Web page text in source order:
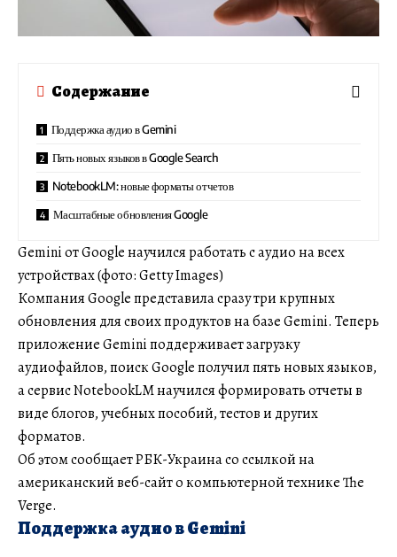
Содержание
Поддержка аудио в Gemini
Пять новых языков в Google Search
NotebookLM: новые форматы отчетов
Масштабные обновления Google
Gemini от Google научился работать с аудио на всех
устройствах (фото: Getty Images)
Компания Google представила сразу три крупных
обновления для своих продуктов на базе Gemini. Теперь
приложение Gemini поддерживает загрузку
аудиофайлов, поиск Google получил пять новых языков,
а сервис NotebookLM научился формировать отчеты в
виде блогов, учебных пособий, тестов и других
форматов.
Об этом сообщает РБК-Украина со ссылкой на
американский веб-сайт о компьютерной технике The
Verge.
Поддержка аудио в Gemini